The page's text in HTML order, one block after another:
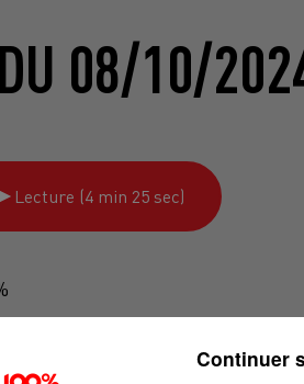
08/10/
Lecture (4 min 25 sec)
Continuer